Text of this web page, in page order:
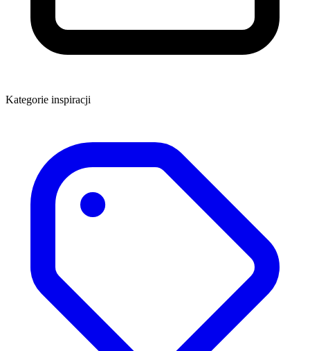
Kategorie inspiracji